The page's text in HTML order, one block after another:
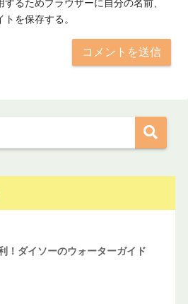
るためブラウザーに自分の名前、
を保存する。
！ダイソーのウォーターガイド